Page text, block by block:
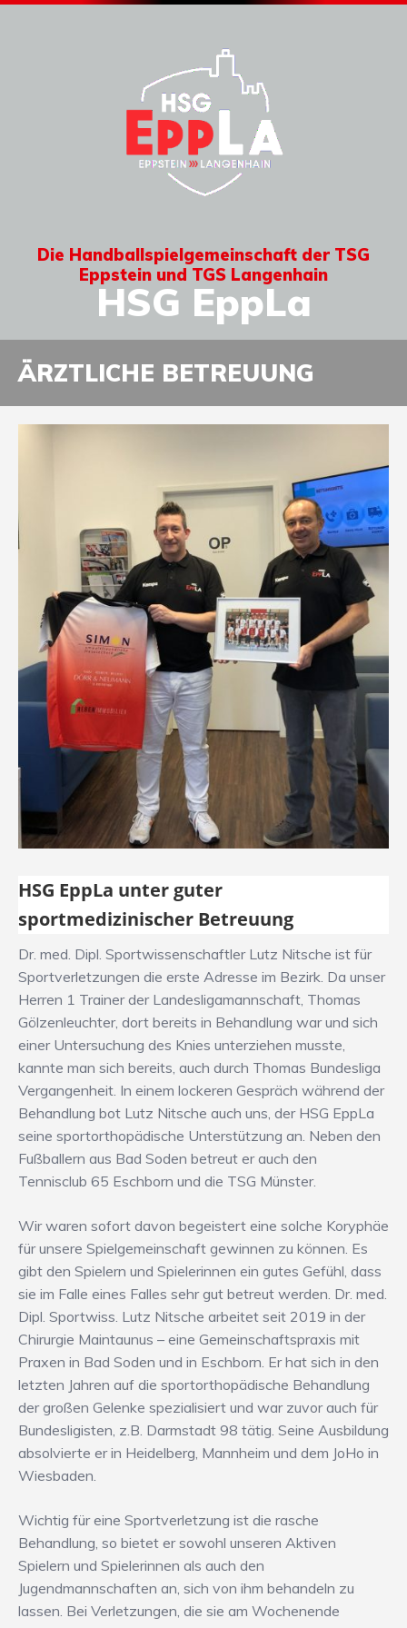
Die Handballspielgemeinschaft der TSG
Eppstein und TGS Langenhain
HSG EppLa
ÄRZTLICHE BETREUUNG
HSG EppLa unter guter
sportmedizinischer Betreuung
Dr. med. Dipl. Sportwissenschaftler Lutz Nitsche ist für
Sportverletzungen die erste Adresse im Bezirk. Da unser
Herren 1 Trainer der Landesligamannschaft, Thomas
Gölzenleuchter, dort bereits in Behandlung war und sich
einer Untersuchung des Knies unterziehen musste,
kannte man sich bereits, auch durch Thomas Bundesliga
Vergangenheit. In einem lockeren Gespräch während der
Behandlung bot Lutz Nitsche auch uns, der HSG EppLa
seine sportorthopädische Unterstützung an. Neben den
Fußballern aus Bad Soden betreut er auch den
Tennisclub 65 Eschborn und die TSG Münster.
Wir waren sofort davon begeistert eine solche Koryphäe
für unsere Spielgemeinschaft gewinnen zu können. Es
gibt den Spielern und Spielerinnen ein gutes Gefühl, dass
sie im Falle eines Falles sehr gut betreut werden. Dr. med.
Dipl. Sportwiss. Lutz Nitsche arbeitet seit 2019 in der
Chirurgie Maintaunus – eine Gemeinschaftspraxis mit
Praxen in Bad Soden und in Eschborn. Er hat sich in den
letzten Jahren auf die sportorthopädische Behandlung
der großen Gelenke spezialisiert und war zuvor auch für
Bundesligisten, z.B. Darmstadt 98 tätig. Seine Ausbildung
absolvierte er in Heidelberg, Mannheim und dem JoHo in
Wiesbaden.
Wichtig für eine Sportverletzung ist die rasche
Behandlung, so bietet er sowohl unseren Aktiven
Spielern und Spielerinnen als auch den
Jugendmannschaften an, sich von ihm behandeln zu
lassen. Bei Verletzungen, die sie am Wochenende